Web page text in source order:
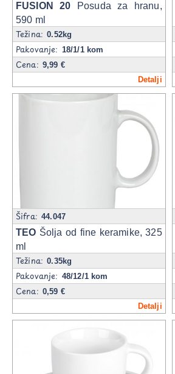
FUSION 20 Posuda za hranu,
590 ml
Težina:0.52kg
Pakovanje: 18/1/1 kom
Cena: 9,99 €
Detalji
Šifra:44.047
TEO Šolja od fine keramike, 325
ml
Težina:0.35kg
Pakovanje: 48/12/1 kom
Cena: 0,59 €
Detalji